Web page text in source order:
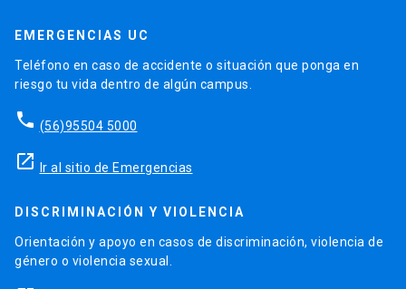
EMERGENCIAS UC
Teléfono en caso de accidente o situación que ponga en
riesgo tu vida dentro de algún campus.
phone (56)95504 5000
launch Ir al sitio de Emergencias
DISCRIMINACIÓN Y VIOLENCIA
Orientación y apoyo en casos de discriminación, violencia de
género o violencia sexual.